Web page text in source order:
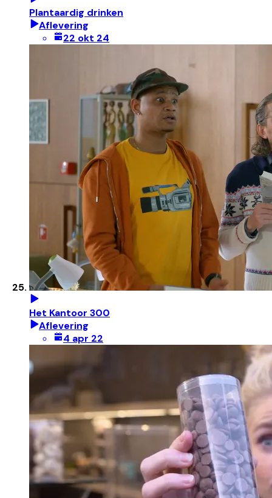
Plantaardig drinken
Aflevering
22 okt 24
Het Kantoor 300
Aflevering
4 apr 22